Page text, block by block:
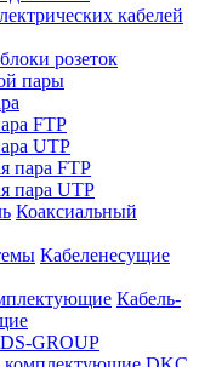
кабелей
розеток
пары
FTP
UTP
пара FTP
пара UTP
Коаксиальный
Кабеленесущие
Кабель-
GROUP